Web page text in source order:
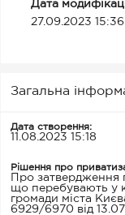
Дата
27.09.2023 15:36
Загальна
Дата створення:
11.08.2023 15:18
Рішення про
Про затвердження
що перебувають у
громади міста
6929/6970 від